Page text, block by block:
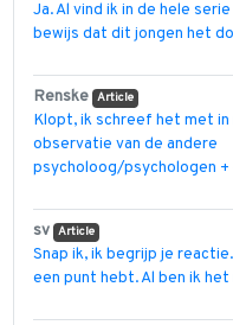
Ja. Al vind ik in de hele
bewijs dat dit jongen het
Renske Article
Klopt, ik schreef het met
observatie van de andere
psycholoog/psychologen +
sv Article
Snap ik, ik begrijp je
een punt hebt. Al ben ik